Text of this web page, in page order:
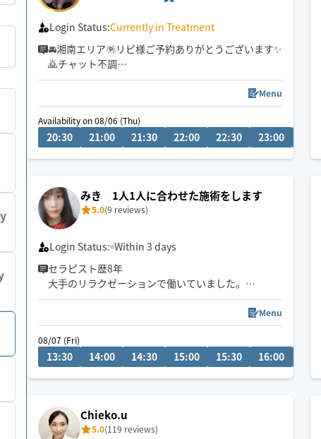
Login Status:Currently in Treatment
🚘湘南エリア🪅リピ様ご予約ありがとうございます✨
🙇チャット不調
🎺❇️疲れが取れない❇️不眠症❇️首肩痛❇️酷い腰痛❇️や
る気減退❇️何となく不調等お悩みの方へ🎵施術歴20
年の経験と実績をもとに〜
貴方様のお身体の不調不安解消アシストにお役立て
ご体感ください💫東京出張８月8.9.24日
Menu
Availability on 08/06 (Thu)
20:30 21:00 21:30 22:00 22:30 23:00
みき 1人1人に合わせた施術をします
5.0(9 reviews)
Login Status: Within 3 days
セラピスト歴8年
大手のリラクゼーションで働いていました。
フェイシャルやエステの経験もあります。
足ツボが得意で、痛気持ちいい力加減で丁寧にツボ
を刺激していきます！
公共交通機関で移動になるので場所によってお伺い
が難しい場合もございます
Menu
08/07 (Fri)
13:30 14:00 14:30 15:00 15:30 16:00
Chieko.u
5.0(119 reviews)